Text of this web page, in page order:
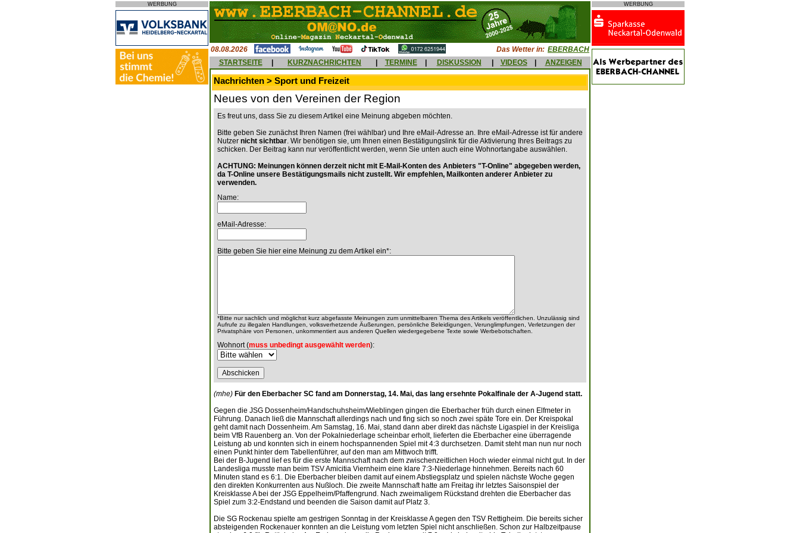
WERBUNG
08.08.2026 Das Wetter in: EBERBACH
STARTSEITE
KURZNACHRICHTEN TERMINE DISKUSSION VIDEOS ANZEIGEN
Nachrichten > Sport und Freizeit
Neues von den Vereinen der Region
Es freut uns, dass Sie zu diesem Artikel eine Meinung abgeben möchten.
Bitte geben Sie zunächst Ihren Namen (frei wählbar) und Ihre eMail-Adresse an. Ihre eMail-Adresse ist für andere
Nutzer nicht sichtbar. Wir benötigen sie, um Ihnen einen Bestätigungslink für die Aktivierung Ihres Beitrags zu
schicken. Der Beitrag kann nur veröffentlicht werden, wenn Sie unten auch eine Wohnortangabe auswählen.
ACHTUNG: Meinungen können derzeit nicht mit E-Mail-Konten des Anbieters "T-Online" abgegeben werden,
da T-Online unsere Bestätigungsmails nicht zustellt. Wir empfehlen, Mailkonten anderer Anbieter zu
verwenden.
Name:
eMail-Adresse:
Bitte geben Sie hier eine Meinung zu dem Artikel ein*:
*Bitte nur sachlich und möglichst kurz abgefasste Meinungen zum unmittelbaren Thema des Artikels veröffentlichen. Unzulässig sind
Aufrufe zu illegalen Handlungen, volksverhetzende Äußerungen, persönliche Beleidigungen, Verunglimpfungen, Verletzungen der
Privatsphäre von Personen, unkommentiert aus anderen Quellen wiedergegebene Texte sowie Werbebotschaften.
Wohnort (muss unbedingt ausgewählt werden):
(mhe) Für den Eberbacher SC fand am Donnerstag, 14. Mai, das lang ersehnte Pokalfinale der A-Jugend statt.
Gegen die JSG Dossenheim/Handschuhsheim/Wieblingen gingen die Eberbacher früh durch einen Elfmeter in
Führung. Danach ließ die Mannschaft allerdings nach und fing sich so noch zwei späte Tore ein. Der Kreispokal
geht damit nach Dossenheim. Am Samstag, 16. Mai, stand dann aber direkt das nächste Ligaspiel in der Kreisliga
beim VfB Rauenberg an. Von der Pokalniederlage scheinbar erholt, lieferten die Eberbacher eine überragende
Leistung ab und konnten sich in einem hochspannenden Spiel mit 4:3 durchsetzen. Damit steht man nun nur noch
einen Punkt hinter dem Tabellenführer, auf den man am Mittwoch trifft.
Bei der B-Jugend lief es für die erste Mannschaft nach dem zwischenzeitlichen Hoch wieder einmal nicht gut. In der
Landesliga musste man beim TSV Amicitia Viernheim eine klare 7:3-Niederlage hinnehmen. Bereits nach 60
Minuten stand es 6:1. Die Eberbacher bleiben damit auf einem Abstiegsplatz und spielen nächste Woche gegen
den direkten Konkurrenten aus Nußloch. Die zweite Mannschaft hatte am Freitag ihr letztes Saisonspiel der
Kreisklasse A bei der JSG Eppelheim/Pfaffengrund. Nach zweimaligem Rückstand drehten die Eberbacher das
Spiel zum 3:2-Endstand und beenden die Saison damit auf Platz 3.
Die SG Rockenau spielte am gestrigen Sonntag in der Kreisklasse A gegen den TSV Rettigheim. Die bereits sicher
absteigenden Rockenauer konnten an die Leistung vom letzten Spiel nicht anschließen. Schon zur Halbzeitpause
WERBUNG